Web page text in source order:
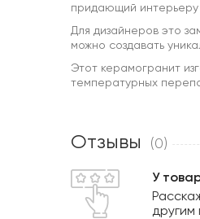
придающий интерьеру
Для дизайнеров это
можно создавать
Этот керамогранит
температурных
Отзывы (0)
У
другим